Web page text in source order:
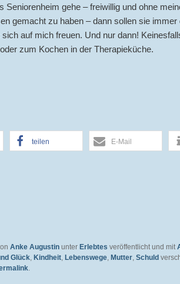
Seniorenheim gehe – freiwillig und ohne
gemacht zu haben – dann sollen sie immer
auf mich freuen. Und nur dann!
zum Kochen in der Therapieküche.
teilen E-Mail
Anke Augustinunter Erlebtes veröffentlicht und mit
Glück, Kindheit, Lebenswege, Mutter, Schuld
.